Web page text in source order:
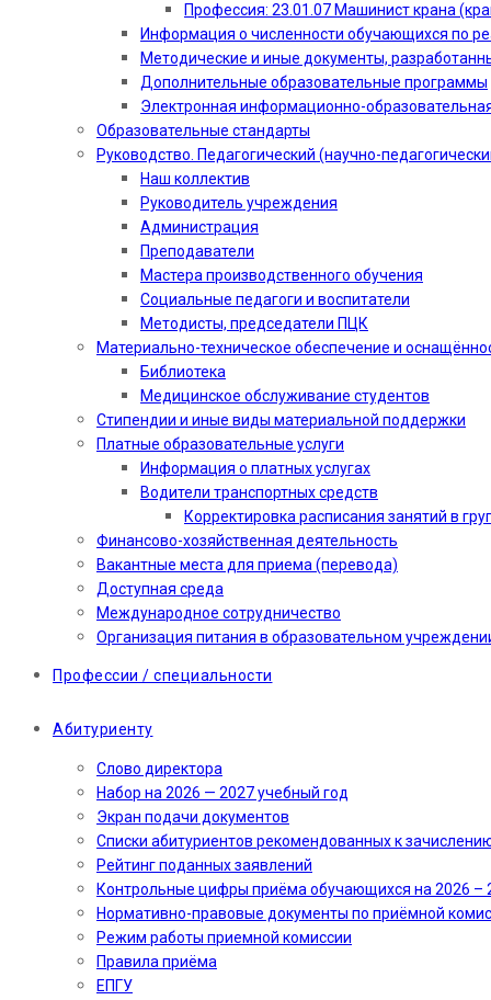
Профессия: 23.01.07 Машинист крана
Информация о численности обучающихся по
Методические и иные документы,
Дополнительные образовательные программы
Электронная информационно-
Образовательные стандарты
Руководство. Педагогический (научно-
Наш коллектив
Руководитель учреждения
Администрация
Преподаватели
Мастера производственного обучения
Социальные педагоги и воспитатели​
Методисты, председатели ПЦК
Материально-техническое обеспечение и
Библиотека
Медицинское обслуживание студентов
Стипендии и иные виды материальной поддержки
Платные образовательные услуги
Информация о платных услугах
Водители транспортных средств
Корректировка расписания занятий в
Финансово-хозяйственная деятельность
Вакантные места для приема (перевода)
Доступная среда
Международное сотрудничество
Организация питания в образовательном
Профессии / специальности
Абитуриенту
Слово директора
Набор на 2026 — 2027 учебный год
Экран подачи документов
Cписки абитуриентов рекомендованных к
Рейтинг поданных заявлений
Контрольные цифры приёма обучающихся на 2026 –
Нормативно-правовые документы по приёмной
Режим работы приемной комиссии
Правила приёма
ЕПГУ